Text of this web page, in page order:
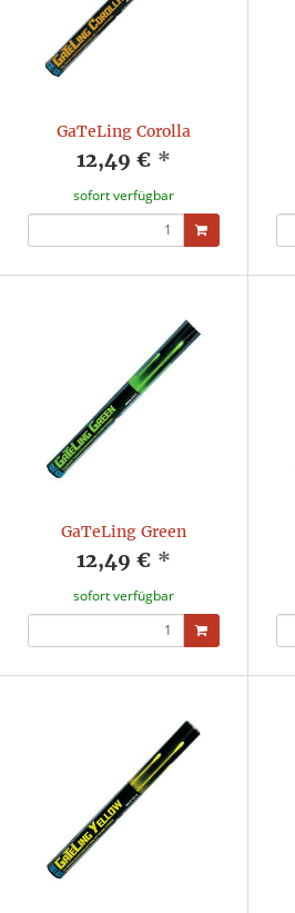
GaTeLing Corolla
12,49 € *
sofort verfügbar
GaTeLing Green
12,49 € *
sofort verfügbar